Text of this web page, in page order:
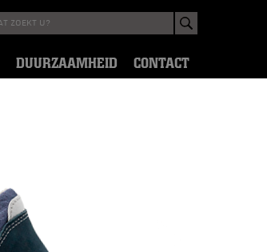
DUURZAAMHEID CONTACT